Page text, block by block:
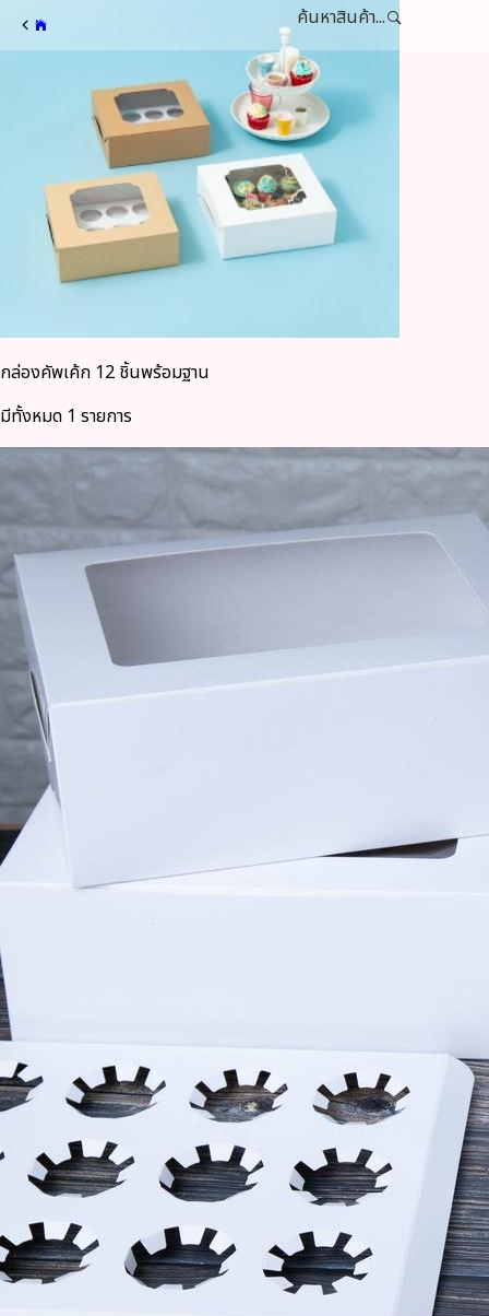
ค้นหาสินค้า...
กล่องคัพเค้ก 12 ชิ้นพร้อมฐาน
มีทั้งหมด 1 รายการ